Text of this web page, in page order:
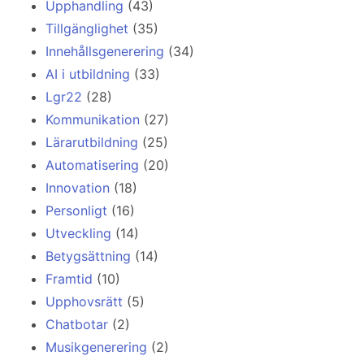
Upphandling (43)
Tillgänglighet (35)
Innehållsgenerering (34)
AI i utbildning (33)
Lgr22 (28)
Kommunikation (27)
Lärarutbildning (25)
Automatisering (20)
Innovation (18)
Personligt (16)
Utveckling (14)
Betygsättning (14)
Framtid (10)
Upphovsrätt (5)
Chatbotar (2)
Musikgenerering (2)